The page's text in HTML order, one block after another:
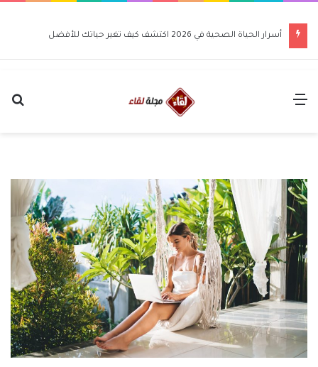
أسرار الحياة الصحية في 2026 اكتشف كيف تغير حياتك للأفضل
القائمة